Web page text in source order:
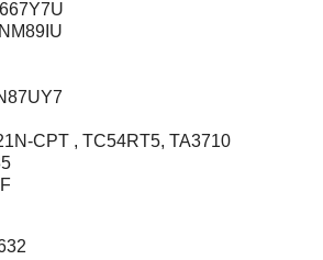
CPT , TC54RT5, TA3710